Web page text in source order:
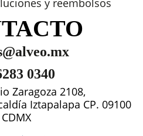
y reembolsos
0340
Zaragoza 2108,
Iztapalapa CP. 09100
CDMX